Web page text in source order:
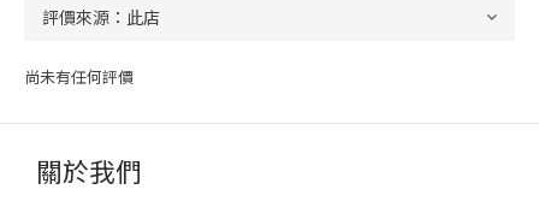
尚未有任何評價
關於我們